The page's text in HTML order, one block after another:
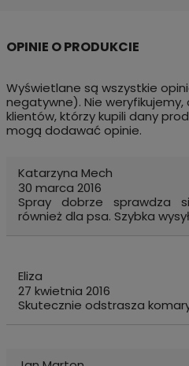
Wyświetlane są wszystkie
negatywne). Nie
klientów, którzy kupili dany
mogą dodawać opinie.
Katarzyna Mech
30 marca 2016
Spray dobrze sprawdza
również dla psa. Szybka
Eliza
27 kwietnia 2016
Skutecznie odstrasza